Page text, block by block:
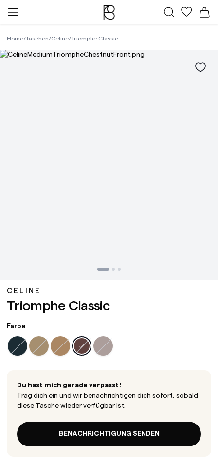
Alle Taschen
Meine
Home/Taschen/Celine/Triomphe Classic
CELINE
Triomphe Classic
Farbe
Du hast mich gerade verpasst!
Trag dich ein und wir benachrichtigen dich sofort, sobald
diese Tasche wieder verfügbar ist.
BENACHRICHTIGUNG SENDEN